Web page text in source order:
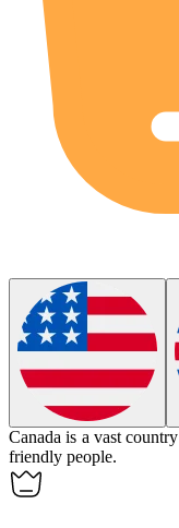
Canada is a vastcountry
friendly people.